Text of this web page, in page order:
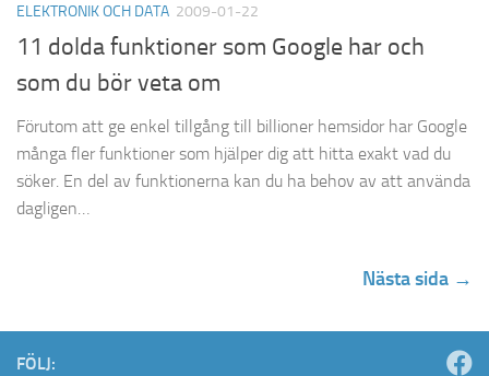
ELEKTRONIK OCH DATA 2009-01-22
11 dolda funktioner som Google har och
som du bör veta om
Förutom att ge enkel tillgång till billioner hemsidor har Google
många fler funktioner som hjälper dig att hitta exakt vad du
söker. En del av funktionerna kan du ha behov av att använda
dagligen…
Nästa sida →
FÖLJ: